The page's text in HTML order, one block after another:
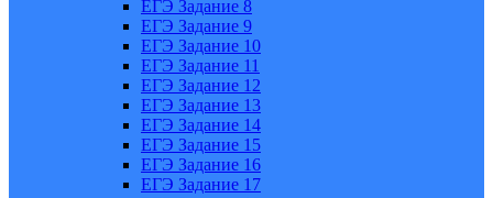
ЕГЭ Задание 8
ЕГЭ Задание 9
ЕГЭ Задание 10
ЕГЭ Задание 11
ЕГЭ Задание 12
ЕГЭ Задание 13
ЕГЭ Задание 14
ЕГЭ Задание 15
ЕГЭ Задание 16
ЕГЭ Задание 17